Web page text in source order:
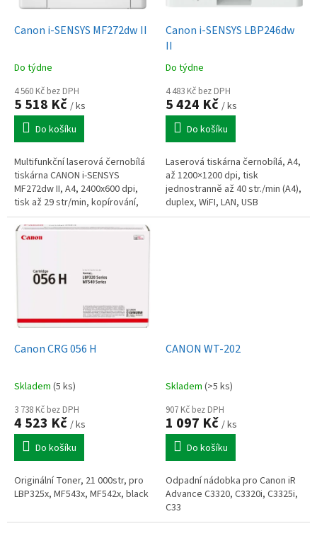
Canon i-SENSYS MF272dw II
Do týdne
4 560 Kč bez DPH
5 518 Kč / ks
Do košíku
Multifunkční laserová černobílá
tiskárna CANON i-SENSYS
MF272dw II, A4, 2400x600 dpi,
tisk až 29 str/min, kopírování,
barevný skener 600x600 dpi,
duplex, WiFi, LAN, USB
Canon i-SENSYS LBP246dw
II
Do týdne
4 483 Kč bez DPH
5 424 Kč / ks
Do košíku
Laserová tiskárna černobílá, A4,
až 1200×1200 dpi, tisk
jednostranně až 40 str./min (A4),
duplex, WiFI, LAN, USB
Canon CRG 056 H
Skladem (5 ks)
3 738 Kč bez DPH
4 523 Kč / ks
Do košíku
Originální Toner, 21 000str, pro
LBP325x, MF543x, MF542x, black
CANON WT-202
Skladem (>5 ks)
907 Kč bez DPH
1 097 Kč / ks
Do košíku
Odpadní nádobka pro Canon iR
Advance C3320, C3320i, C3325i,
C33